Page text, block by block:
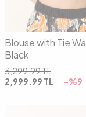
Blouse with Tie
Black
3,299.99TL
2,999.99 TL -%9